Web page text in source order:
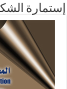
إستمارة